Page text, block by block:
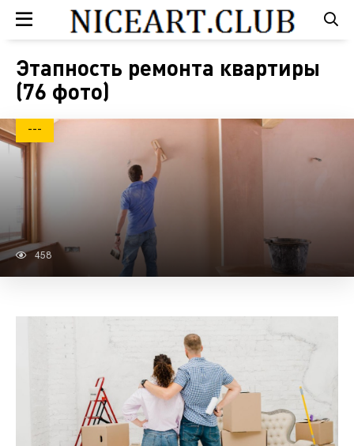
Этапность ремонта квартиры
(76 фото)
---
458